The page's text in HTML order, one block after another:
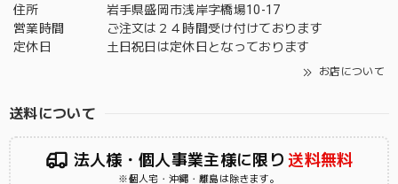
住所
岩手県盛岡市浅岸字橋場10-17
営業時間
ご注文は２４時間受け付けております
定休日
土日祝日は定休日となっております
お店について
送料について
法人様・個人事業主様に限り 送料無料
※個人宅・沖縄・離島は除きます。